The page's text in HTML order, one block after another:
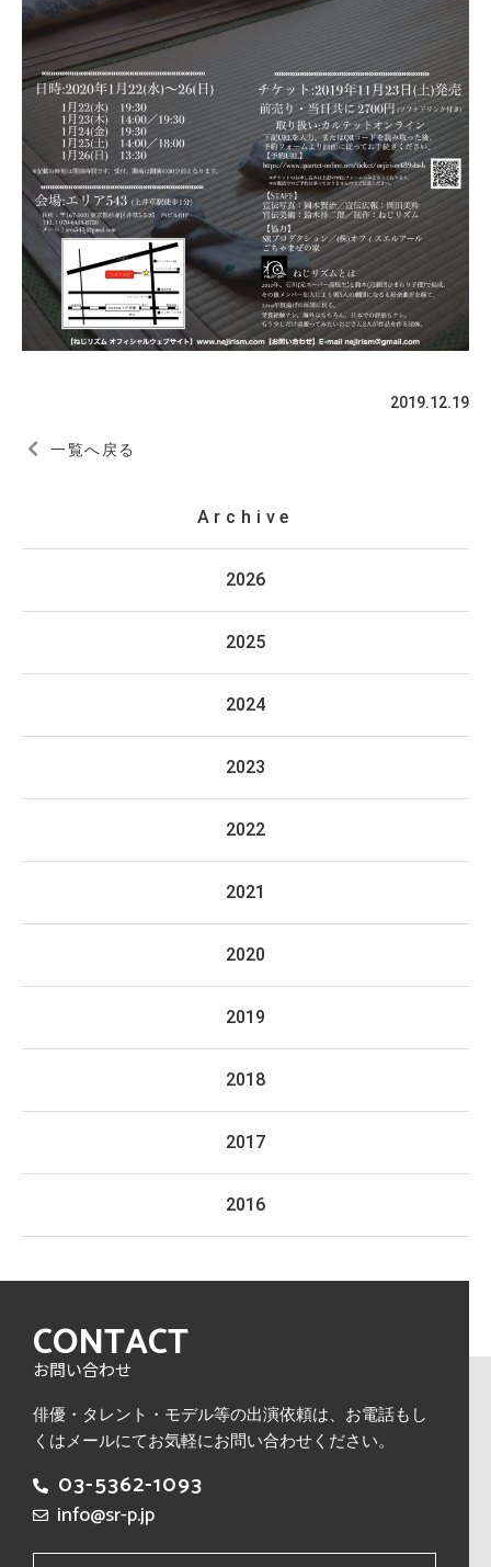
2019.12.19
一覧へ戻る
Archive
2026
2025
2024
2023
2022
2021
2020
2019
2018
2017
2016
CONTACT
お問い合わせ
俳優・タレント・モデル等の出演依頼は、 お電話もし
くはメールにてお気軽にお問い合わせください。
03-5362-1093
info@sr-p.jp